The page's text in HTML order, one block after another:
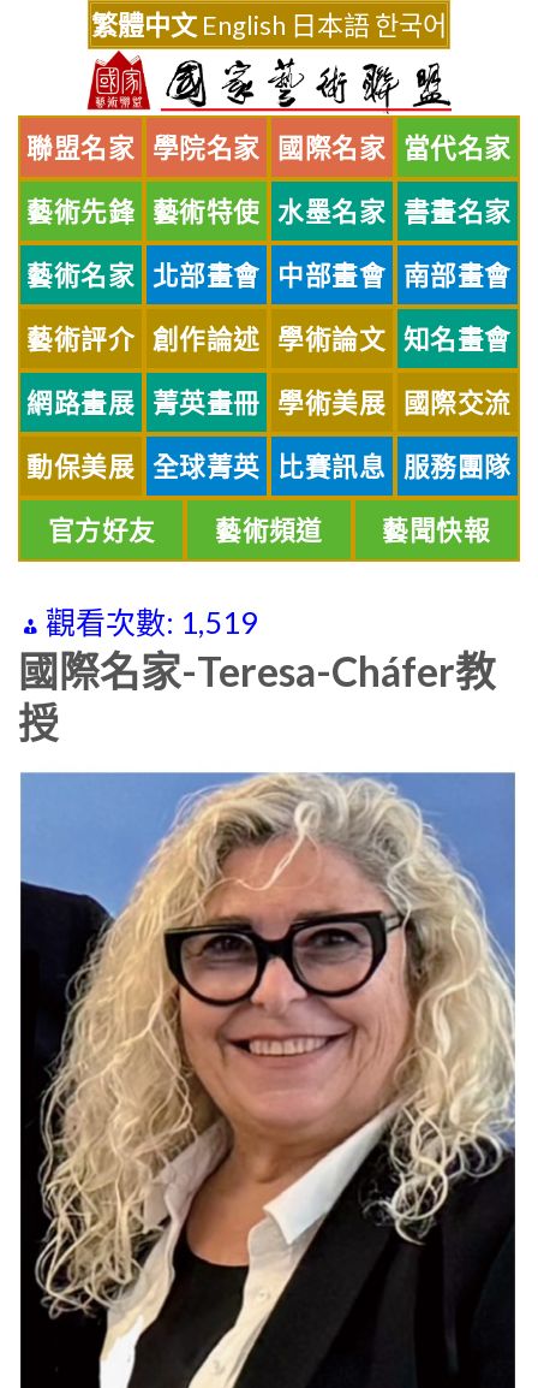
繁體中文 English 日本語한국어
聯盟名家 學院名家 國際名家 當代名家
藝術先鋒 藝術特使 水墨名家 書畫名家
藝術名家 北部畫會 中部畫會 南部畫會
藝術評介 創作論述 學術論文 知名畫會
網路畫展 菁英畫冊 學術美展 國際交流
動保美展 全球菁英 比賽訊息 服務團隊
官方好友 藝術頻道 藝聞快報
觀看次數: 1,519
國際名家-Teresa-Cháfer教
授